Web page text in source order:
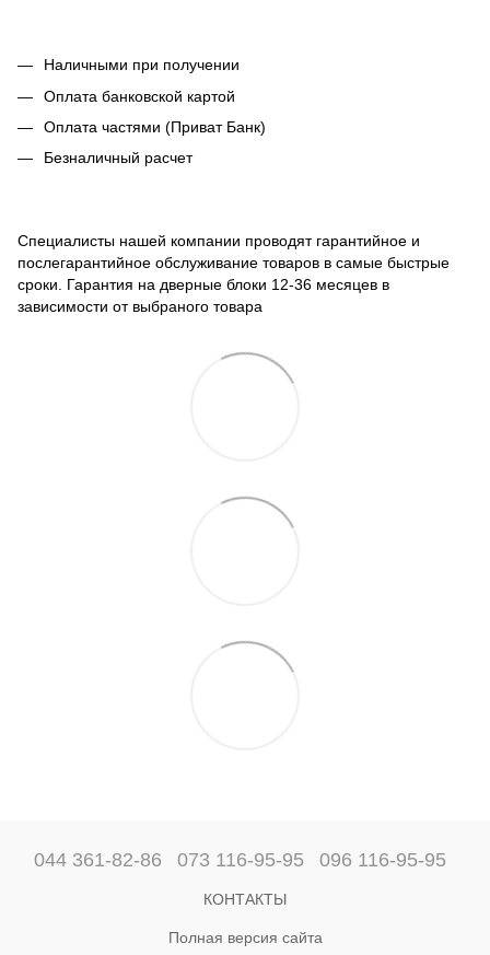
Наличными при получении
Оплата банковской картой
Оплата частями (Приват Банк)
Безналичный расчет
Специалисты нашей компании проводят гарантийное и
послегарантийное обслуживание товаров в самые быстрые
сроки. Гарантия на дверные блоки 12-36 месяцев в
зависимости от выбраного товара
044 361-82-86 073 116-95-95 096 116-95-95
КОНТАКТЫ
Полная версия сайта